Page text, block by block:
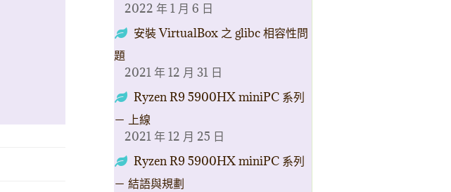
2022 年 1 月 6 日
安裝 VirtualBox 之 glibc 相容性問
題
2021 年 12 月 31 日
Ryzen R9 5900HX miniPC 系列
－ 上線
2021 年 12 月 25 日
Ryzen R9 5900HX miniPC 系列
－ 結語與規劃